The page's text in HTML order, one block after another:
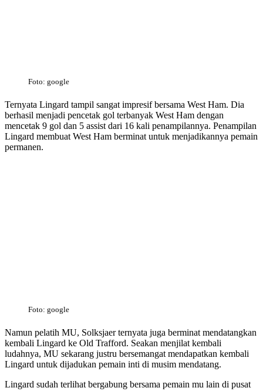
Foto: google
Ternyata Lingard tampil sangat impresif bersama West Ham. Dia
berhasil menjadi pencetak gol terbanyak West Ham dengan
mencetak 9 gol dan 5 assist dari 16 kali penampilannya. Penampilan
Lingard membuat West Ham berminat untuk menjadikannya pemain
permanen.
Foto: google
Namun pelatih MU, Solksjaer ternyata juga berminat mendatangkan
kembali Lingard ke Old Trafford. Seakan menjilat kembali
ludahnya, MU sekarang justru bersemangat mendapatkan kembali
Lingard untuk dijadukan pemain inti di musim mendatang.
Lingard sudah terlihat bergabung bersama pemain mu lain di pusat